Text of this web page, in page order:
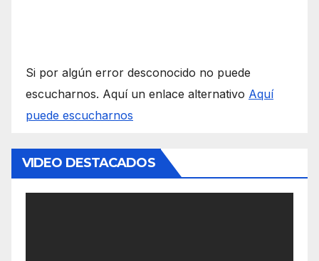
Si por algún error desconocido no puede
escucharnos. Aquí un enlace alternativo Aquí
puede escucharnos
VIDEO DESTACADOS